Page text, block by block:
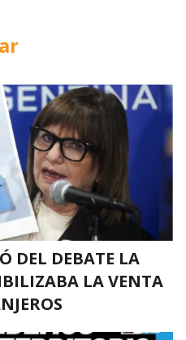
DEL DEBATE LA
LA VENTA